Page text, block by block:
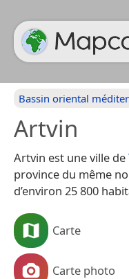
Bassin oriental
Artvin
Artvin est une ville de
province du même
d’environ 25 800
Carte
Carte photo